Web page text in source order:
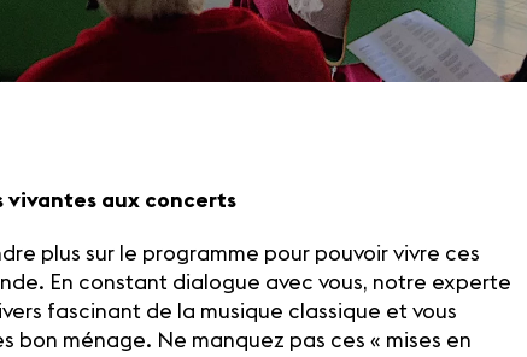
vivantes aux concerts
plus sur le programme pour pouvoir vivre ces
En constant dialogue avec vous, notre experte
fascinant de la musique classique et vous
ménage. Ne manquez pas ces « mises en